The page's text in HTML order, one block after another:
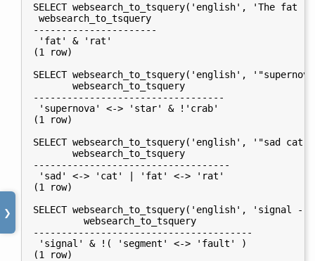
❯
SELECT websearch_to_tsquery('english', 'The fat
websearch_to_tsquery
----------------------
'fat' & 'rat'
(1 row)
SELECT websearch_to_tsquery('english',
       websearch_to_tsquery
----------------------------------
'supernova' <-> 'star' & !'crab'
(1 row)
SELECT websearch_to_tsquery('english', '"sad
       websearch_to_tsquery
-----------------------------------
'sad' <-> 'cat' | 'fat' <-> 'rat'
(1 row)
SELECT websearch_to_tsquery('english', 'signal
         websearch_to_tsquery
---------------------------------------
'signal' & !( 'segment' <-> 'fault' )
(1 row)